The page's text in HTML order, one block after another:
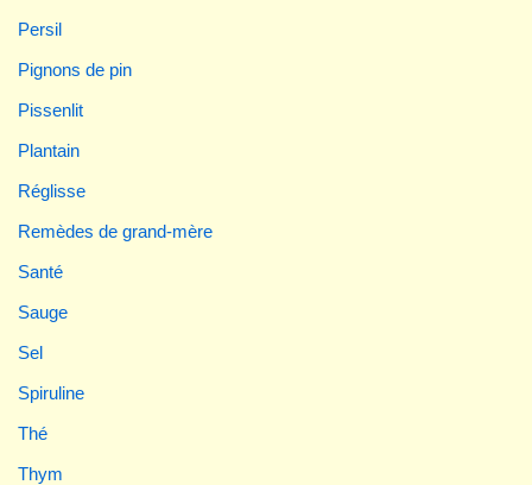
Persil
Pignons de pin
Pissenlit
Plantain
Réglisse
Remèdes de grand-mère
Santé
Sauge
Sel
Spiruline
Thé
Thym